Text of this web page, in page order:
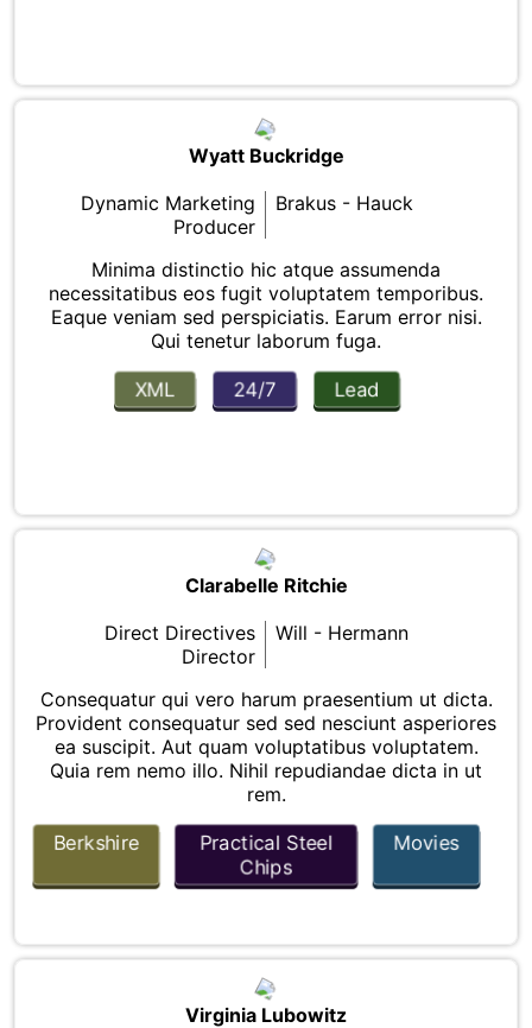
Wyatt Buckridge
Dynamic Marketing
Producer
Brakus - Hauck
Minima distinctio hic atque assumenda
necessitatibus eos fugit voluptatem temporibus.
Eaque veniam sed perspiciatis. Earum error nisi.
Qui tenetur laborum fuga.
XML 24/7 Lead
Clarabelle Ritchie
Direct Directives
Director
Will - Hermann
Consequatur qui vero harum praesentium ut dicta.
Provident consequatur sed sed nesciunt asperiores
ea suscipit. Aut quam voluptatibus voluptatem.
Quia rem nemo illo. Nihil repudiandae dicta in ut
rem.
Berkshire
Practical Steel
Chips
Movies
Virginia Lubowitz